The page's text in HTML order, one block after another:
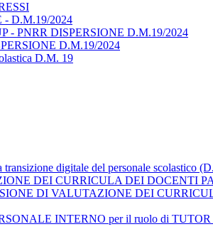
D.M.19/2024
- PNRR DISPERSIONE D.M.19/2024
D.M.19/2024
D.M. 19
digitale del personale scolastico
DEI CURRICULA DEI DOCENTI
DI VALUTAZIONE DEI
INTERNO per il ruolo di TUTOR